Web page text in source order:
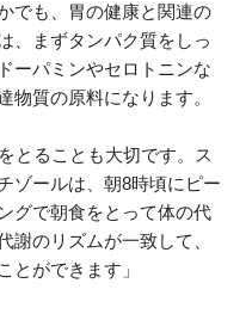
でも、胃の健康と関連の
、まずタンパク質をしっ
ーパミンやセロトニンな
物質の原料になります。
とることも大切です。ス
ゾールは、朝8時頃にピー
グで朝食をとって体の代
謝のリズムが一致して、
とができます」